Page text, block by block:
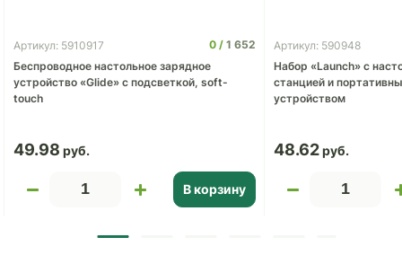
Артикул: 5910917 0
1 652
Беспроводное настольное зарядное
устройство «Glide» с подсветкой, soft-
touch
49.98
В корзину
Артикул: 590948
Набор «Launch» с
станцией и
устройством
48.62